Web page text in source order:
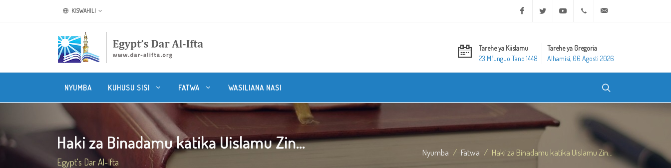
KISWAHILI Facebook Twitter Youtube +20 2 25970400
Tarehe ya Kiislamu
23 Mfunguo Tano 1448
Tarehe ya Gregoria
Alhamisi, 06 Agosti 2026
NYUMBA KUHUSU SISI FATWA WASILIANA NASI
Haki za Binadamu katika Uislamu Zin...
Egypt's Dar Al-Ifta
Nyumba Fatwa Haki za Binadamu katika Uislamu Zin...